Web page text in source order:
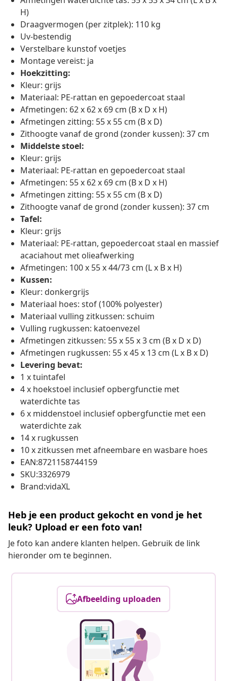
H)
Draagvermogen (per zitplek): 110 kg
Uv-bestendig
Verstelbare kunstof voetjes
Montage vereist: ja
Hoekzitting:
Kleur: grijs
Materiaal: PE-rattan en gepoedercoat staal
Afmetingen: 62 x 62 x 69 cm (B x D x H)
Afmetingen zitting: 55 x 55 cm (B x D)
Zithoogte vanaf de grond (zonder kussen): 37 cm
Middelste stoel:
Kleur: grijs
Materiaal: PE-rattan en gepoedercoat staal
Afmetingen: 55 x 62 x 69 cm (B x D x H)
Afmetingen zitting: 55 x 55 cm (B x D)
Zithoogte vanaf de grond (zonder kussen): 37 cm
Tafel:
Kleur: grijs
Materiaal: PE-rattan, gepoedercoat staal en massief
acaciahout met olieafwerking
Afmetingen: 100 x 55 x 44/73 cm (L x B x H)
Kussen:
Kleur: donkergrijs
Materiaal hoes: stof (100% polyester)
Materiaal vulling zitkussen: schuim
Vulling rugkussen: katoenvezel
Afmetingen zitkussen: 55 x 55 x 3 cm (B x D x D)
Afmetingen rugkussen: 55 x 45 x 13 cm (L x B x D)
Levering bevat:
1 x tuintafel
4 x hoekstoel inclusief opbergfunctie met
waterdichte tas
6 x middenstoel inclusief opbergfunctie met een
waterdichte zak
14 x rugkussen
10 x zitkussen met afneembare en wasbare hoes
EAN:8721158744159
SKU:3326979
Brand:vidaXL
Heb je een product gekocht en vond je het
leuk? Upload er een foto van!
Je foto kan andere klanten helpen. Gebruik de link
hieronder om te beginnen.
Afbeelding uploaden